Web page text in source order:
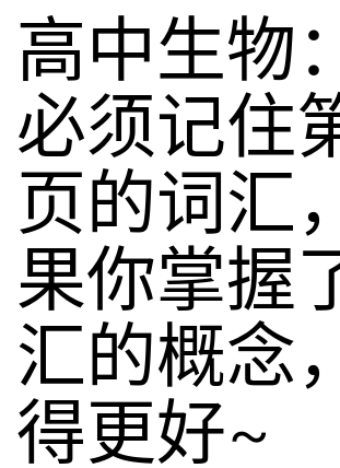
高中生物
必须记住
页的词汇
果你掌握
汇的概念
得更好~